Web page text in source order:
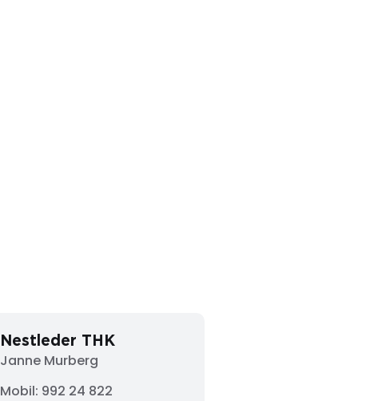
Nestleder THK
Janne Murberg
Mobil: 992 24 822